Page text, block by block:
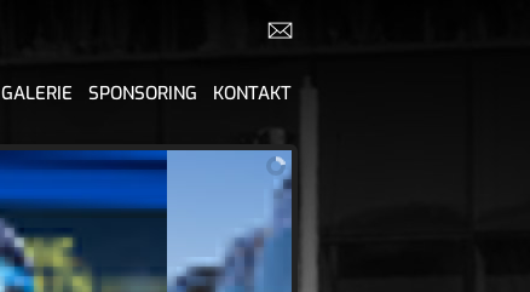
GALERIE SPONSORING KONTAKT